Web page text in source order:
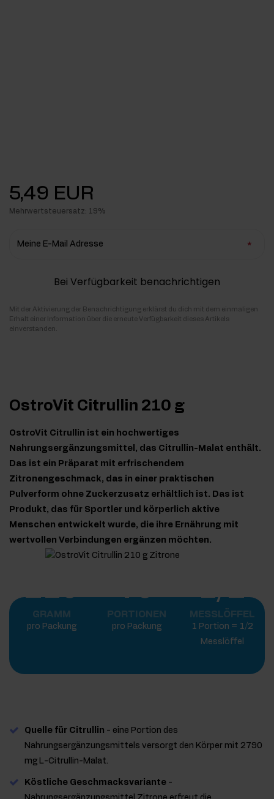
5,49 EUR
Mehrwertsteuersatz: 19%
Meine E-Mail Adresse
Bei Verfügbarkeit benachrichtigen
Mit der Aktivierung der Benachrichtigung erklärst du dich mit dem einmaligen
Erhalt einer Information über die erneute Verfügbarkeit dieses Artikels
einverstanden.
OstroVit Citrullin 210 g
OstroVit Citrullin ist ein hochwertiges
Nahrungsergänzungsmittel, das Citrullin-Malat enthält.
Das ist ein Präparat mit erfrischendem
Zitronengeschmack, das in einer praktischen
Pulverform ohne Zuckerzusatz erhältlich ist. Das ist
Produkt, das für Sportler und körperlich aktive
Menschen entwickelt wurde, die ihre Ernährung mit
wertvollen Verbindungen ergänzen möchten.
210
GRAMM
pro Packung
70
PORTIONEN
pro Packung
1/2
MESSLÖFFEL
1 Portion = 1/2
Messlöffel
Quelle für Citrullin - eine Portion des
Nahrungsergänzungsmittels versorgt den Körper mit 2790
mg L-Citrullin-Malat.
Köstliche Geschmacksvariante -